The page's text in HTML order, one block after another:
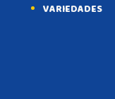
VARIEDADES